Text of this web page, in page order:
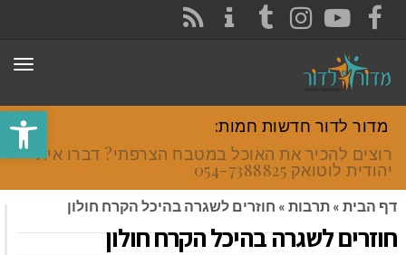
פתח
FACEBOOK
YOUTUBE
INSTAGRAM
TUMBLR
מדור לדור חדשות חמות:
רוצים להכיר את האוכל במטבח הצרפתי? דברו איתי
יהודית לוטואק 054-7388825.
דף הבית » תרבות » חוזרים לשגרה בהיכל הקרח חולון
חוזרים לשגרה בהיכל הקרח חולון